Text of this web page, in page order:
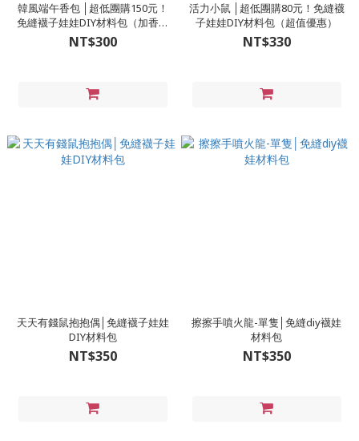
韓風端午香包 │超低團購150元！
免縫襪子娃娃DIY材料包（加香氛
精油變香包）
NT$300
活力小鼠 │超低團購80元！免縫襪
子娃娃DIY材料包（超值優惠）
NT$330
天天有錢鼠抱抱偶│免縫襪子娃娃
DIY材料包
NT$350
擦擦手噴火龍-單隻│免縫diy襪娃
材料包
NT$350